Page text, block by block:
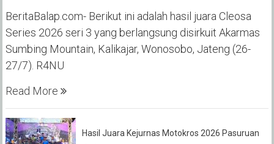
BeritaBalap.com- Berikut ini adalah hasil juara Cleosa
Series 2026 seri 3 yang berlangsung disirkuit Akarmas
Sumbing Mountain, Kalikajar, Wonosobo, Jateng (26-
27/7). R4NU
Read More
Hasil Juara Kejurnas Motokros 2026 Pasuruan